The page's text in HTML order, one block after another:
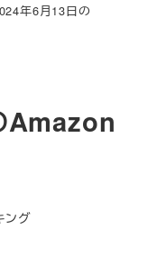
年6月13日の
Amazon
ング